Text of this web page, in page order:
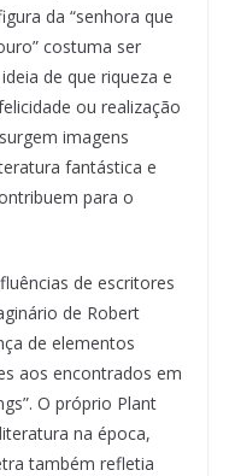
da “senhora que
costuma ser
de que riqueza e
ou realização
imagens
fantástica e
para o
de escritores
de Robert
de elementos
aos encontrados em
O próprio Plant
na época,
também refletia